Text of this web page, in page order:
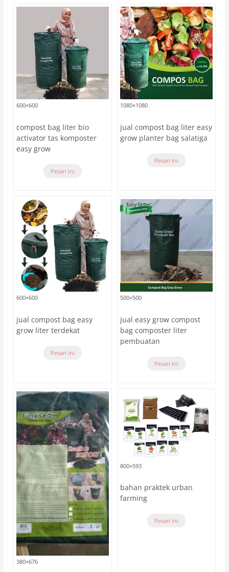
600×600
compost bag liter bio
activator tas komposter
easy grow
Pesan Ini
1080×1080
jual compost bag liter easy
grow planter bag salatiga
Pesan Ini
600×600
jual compost bag easy
grow liter terdekat
Pesan Ini
500×500
jual easy grow compost
bag composter liter
pembuatan
Pesan Ini
380×676
800×593
bahan praktek urban
farming
Pesan Ini